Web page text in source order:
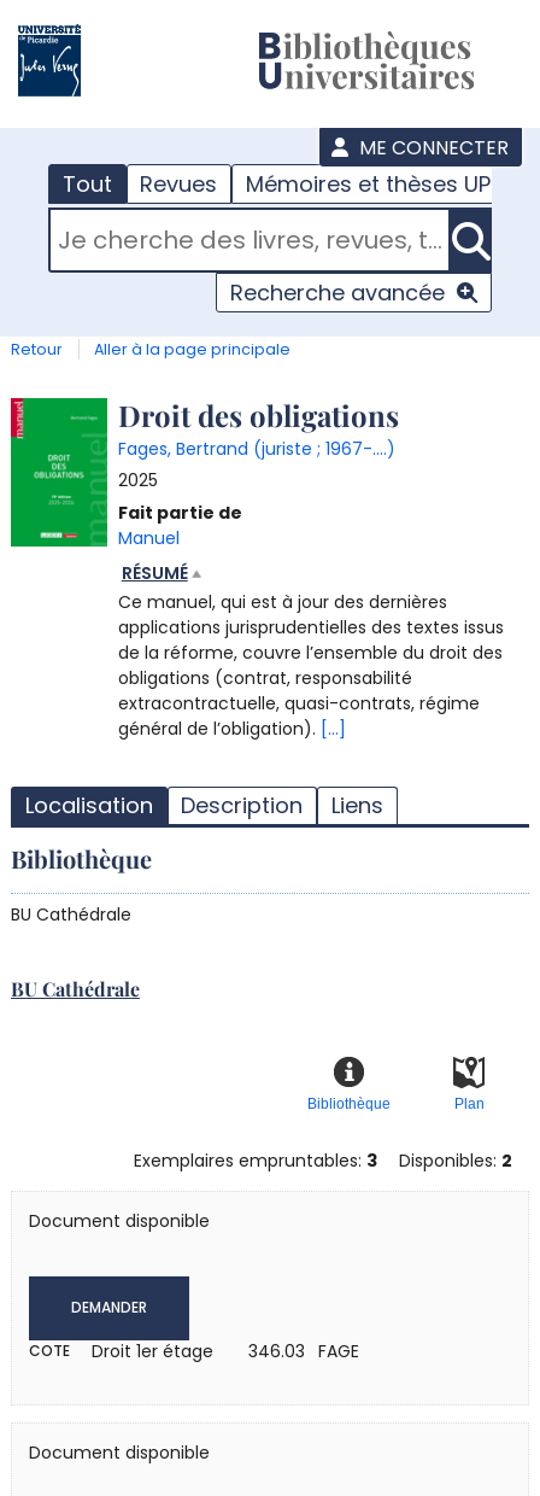
ME CONNECTER
Tout Revues Mémoires et thèses UPJV
RECHERCHER DANS "TOUT"
Recherche avancée
Retour Aller à la page principale
Détail
document
Droit des obligations
Fages, Bertrand (juriste ; 1967-....)
2025
Fait partie de
Manuel
RÉSUMÉ
Ce manuel, qui est à jour des dernières
applications jurisprudentielles des textes issus
de la réforme, couvre l’ensemble du droit des
obligations (contrat, responsabilité
extracontractuelle, quasi-contrats, régime
général de l’obligation). [...]
Localisation Description Liens
Bibliothèque
BU Cathédrale
BU Cathédrale
Plan
Bibliothèque
Exemplaires empruntables: 3 Disponibles: 2
Document disponible
DEMANDER
COTE Droit 1er étage 346.03 FAGE
Document disponible